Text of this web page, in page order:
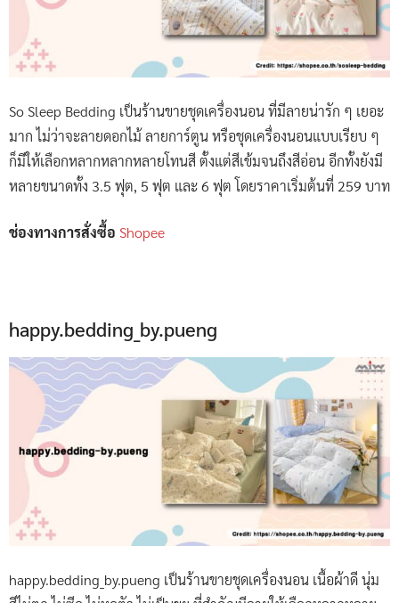
So Sleep Bedding เป็นร้านขายชุดเครื่องนอน ที่มีลายน่ารัก ๆ เยอะ
มาก ไม่ว่าจะลายดอกไม้ ลายการ์ตูน หรือชุดเครื่องนอนแบบเรียบ ๆ
ก็มีให้เลือกหลากหลากหลายโทนสี ตั้งแต่สีเข้มจนถึงสีอ่อน อีกทั้งยังมี
หลายขนาดทั้ง 3.5 ฟุต, 5 ฟุต และ 6 ฟุต โดยราคาเริ่มต้นที่ 259 บาท
ช่องทางการสั่งซื้อ Shopee
happy.bedding_by.pueng
happy.bedding_by.pueng เป็นร้านขายชุดเครื่องนอน เนื้อผ้าดี นุ่ม